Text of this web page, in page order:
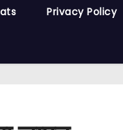
Privacy Policy